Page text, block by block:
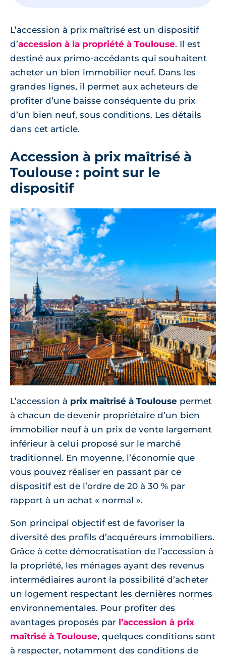
L’accession à prix maîtrisé est un dispositif
d’accession à la propriété à Toulouse. Il est
destiné aux primo-accédants qui souhaitent
acheter un bien immobilier neuf. Dans les
grandes lignes, il permet aux acheteurs de
profiter d’une baisse conséquente du prix
d’un bien neuf, sous conditions. Les détails
dans cet article.
Accession à prix maîtrisé à
Toulouse : point sur le
dispositif
L’accession à prix maîtrisé à Toulouse permet
à chacun de devenir propriétaire d’un bien
immobilier neuf à un prix de vente largement
inférieur à celui proposé sur le marché
traditionnel. En moyenne, l’économie que
vous pouvez réaliser en passant par ce
dispositif est de l’ordre de 20 à 30 % par
rapport à un achat « normal ».
Son principal objectif est de favoriser la
diversité des profils d’acquéreurs immobiliers.
Grâce à cette démocratisation de l’accession à
la propriété, les ménages ayant des revenus
intermédiaires auront la possibilité d’acheter
un logement respectant les dernières normes
environnementales. Pour profiter des
avantages proposés par l’accession à prix
maîtrisé à Toulouse, quelques conditions sont
à respecter, notamment des conditions de